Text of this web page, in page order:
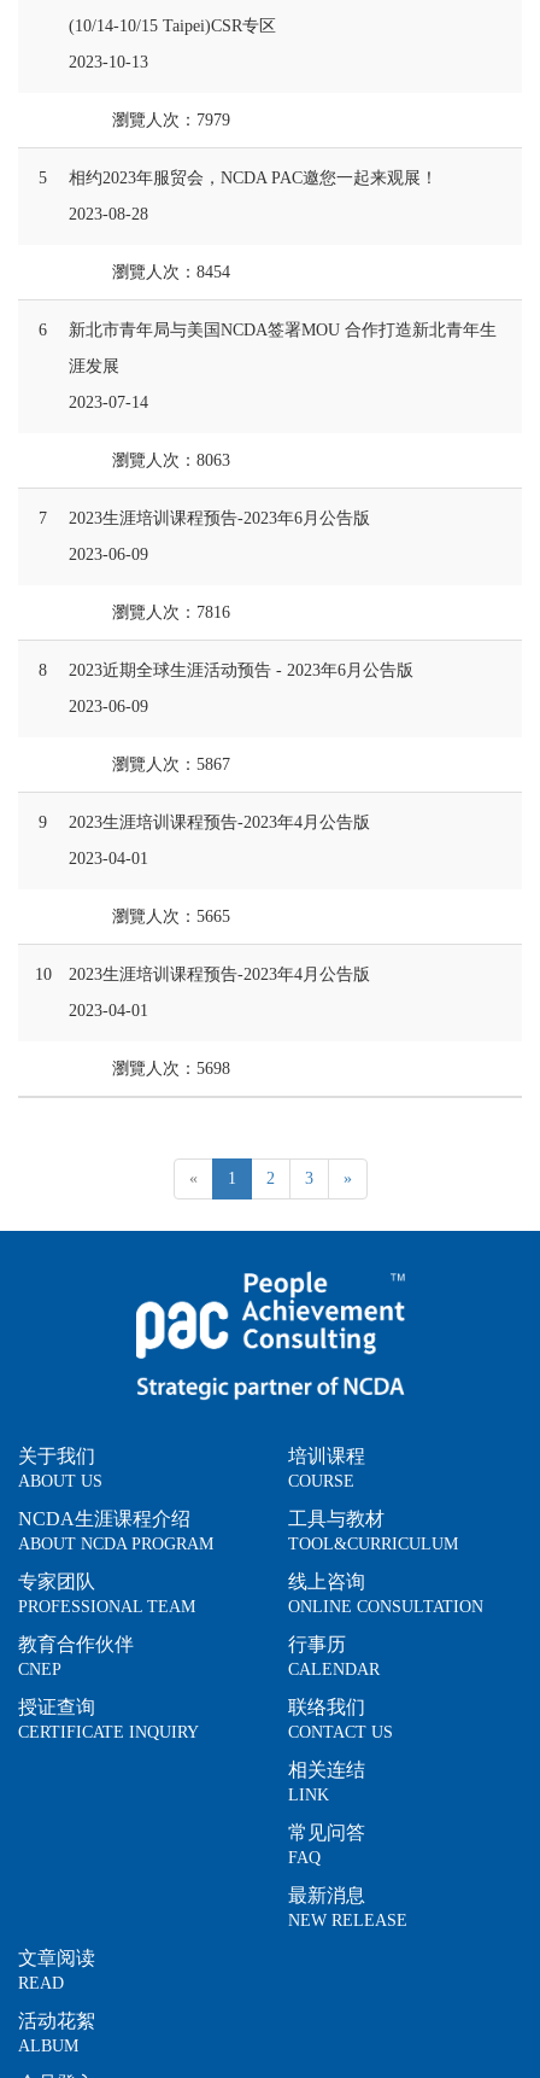
(10/14-10/15 Taipei)CSR专区
2023-10-13
瀏覽人次：7979
5
相约2023年服贸会，NCDA PAC邀您一起来观展！
2023-08-28
瀏覽人次：8454
6
新北市青年局与美国NCDA签署MOU 合作打造新北青年生
涯发展
2023-07-14
瀏覽人次：8063
7
2023生涯培训课程预告-2023年6月公告版
2023-06-09
瀏覽人次：7816
8
2023近期全球生涯活动预告 - 2023年6月公告版
2023-06-09
瀏覽人次：5867
9
2023生涯培训课程预告-2023年4月公告版
2023-04-01
瀏覽人次：5665
10
2023生涯培训课程预告-2023年4月公告版
2023-04-01
瀏覽人次：5698
« 1 2 3 »
关于我们
ABOUT US
NCDA生涯课程介绍
ABOUT NCDA PROGRAM
专家团队
PROFESSIONAL TEAM
教育合作伙伴
CNEP
授证查询
CERTIFICATE INQUIRY
培训课程
COURSE
工具与教材
TOOL&CURRICULUM
线上咨询
ONLINE CONSULTATION
行事历
CALENDAR
联络我们
CONTACT US
相关连结
LINK
常见问答
FAQ
最新消息
NEW RELEASE
文章阅读
READ
活动花絮
ALBUM